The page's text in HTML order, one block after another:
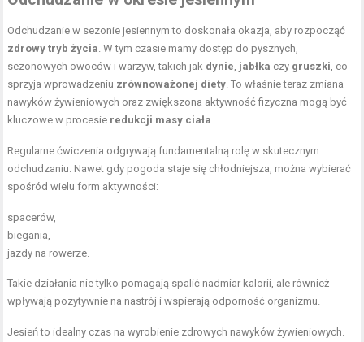
Odchudzanie w sezonie jesiennym to doskonała okazja, aby rozpocząć
zdrowy tryb życia . W tym czasie mamy dostęp do pysznych,
sezonowych owoców i warzyw, takich jak dynie jabłka czy gruszki , co
sprzyja wprowadzeniu zrównoważonej diety . To właśnie teraz zmiana
nawyków żywieniowych oraz zwiększona aktywność fizyczna mogą być
kluczowe w procesie redukcji masy ciała
Regularne ćwiczenia odgrywają fundamentalną rolę w skutecznym
odchudzaniu. Nawet gdy pogoda staje się chłodniejsza, można wybierać
spośród wielu form aktywności:
spacerów,
biegania,
jazdy na rowerze.
Takie działania nie tylko pomagają spalić nadmiar kalorii, ale również
wpływają pozytywnie na nastrój i wspierają odporność organizmu
Jesień to idealny czas na wyrobienie zdrowych nawyków żywieniowych.